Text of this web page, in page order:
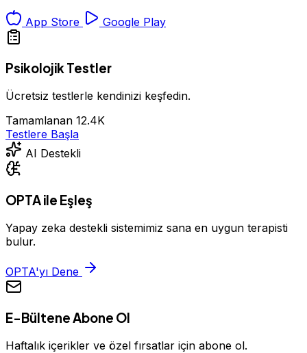
App Store Google Play
Psikolojik Testler
Ücretsiz testlerle kendinizi keşfedin.
Tamamlanan 12.4K
Testlere Başla
AI Destekli
OPTA ile Eşleş
Yapay zeka destekli sistemimiz sana en uygun terapisti
bulur.
OPTA'yı Dene
E-Bültene Abone Ol
Haftalık içerikler ve özel fırsatlar için abone ol.